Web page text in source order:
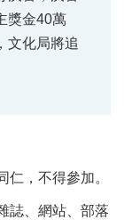
獎金40萬
文化局將追
仁，不得參加。
誌、網站、部落